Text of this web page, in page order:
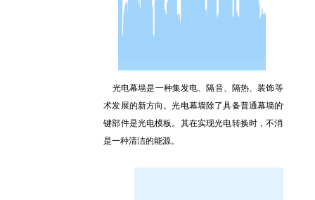
光电幕墙是一种集发电、隔音、隔热、装饰等功能于
术发展的新方向。光电幕墙除了具备普通幕墙的性能外
键部件是光电模板。其在实现光电转换时，不消耗宝贵
是一种清洁的能源。